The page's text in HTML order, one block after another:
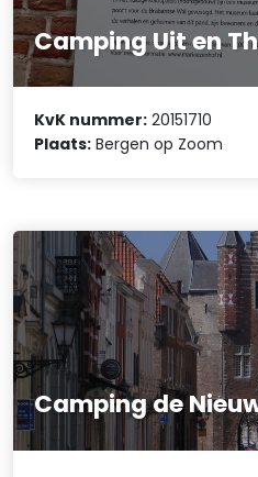
Camping Uit en
KvK nummer: 20151710
Plaats: Bergen op Zoom
Camping de